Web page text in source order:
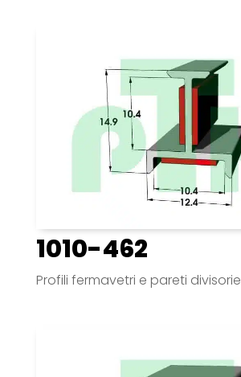
1010-462
Profili fermavetri e pareti divisorie